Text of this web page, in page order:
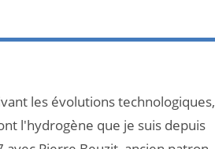
les évolutions technologiques,
l'hydrogène que je suis depuis